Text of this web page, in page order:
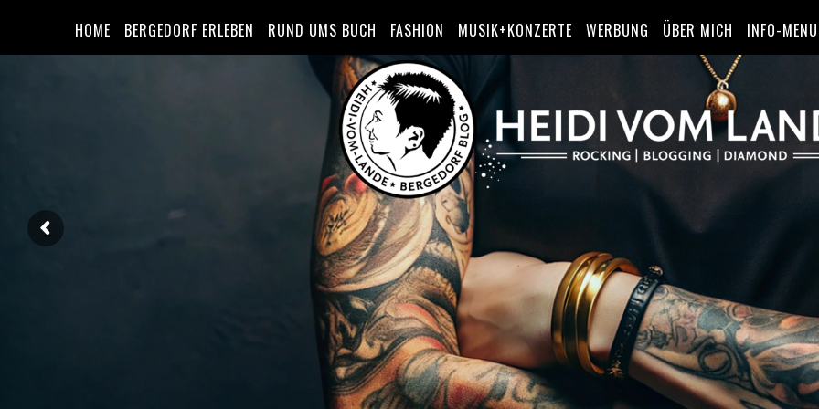
HOME BERGEDORF ERLEBEN RUND UMS BUCH FASHION MUSIK+KONZERTE WERBUNG ÜBER MICH INFO-